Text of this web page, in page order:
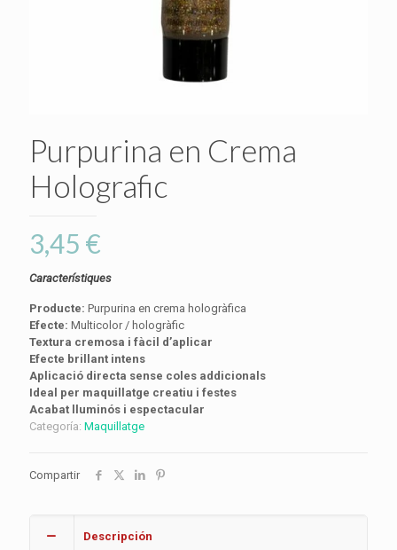
Purpurina en Crema
Holografic
3,45 €
Característiques
Producte: Purpurina en crema hologràfica
Efecte: Multicolor / hologràfic
Textura cremosa i fàcil d’aplicar
Efecte brillant intens
Aplicació directa sense coles addicionals
Ideal per maquillatge creatiu i festes
Acabat lluminós i espectacular
Categoría: Maquillatge
Compartir
Descripción